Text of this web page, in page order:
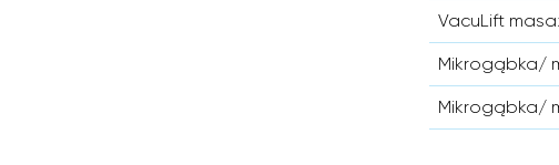
VacuLift
Mikrogąbka/
Mikrogąbka/